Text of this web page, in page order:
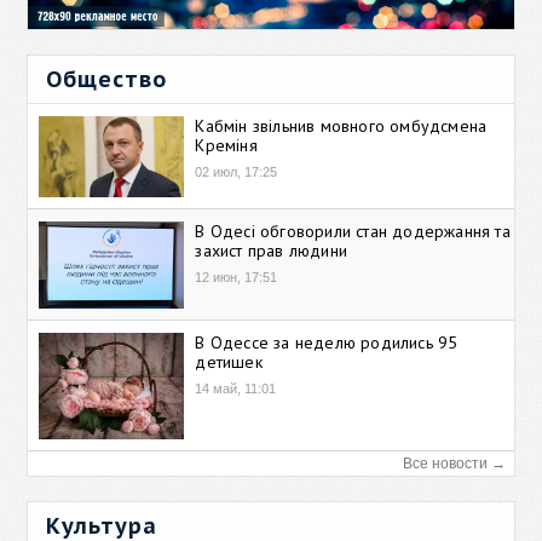
Общество
Кабмін звільнив мовного омбудсмена
Креміня
02 июл, 17:25
В Одесі обговорили стан додержання та
захист прав людини
12 июн, 17:51
В Одессе за неделю родились 95
детишек
14 май, 11:01
Все новости →
Культура